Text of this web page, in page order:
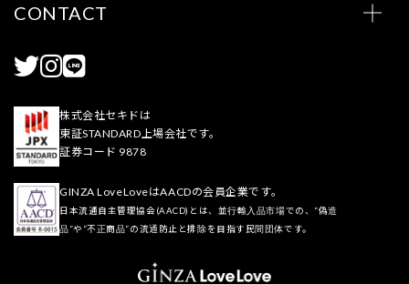
CONTACT
株式会社セキドは
東証STANDARD上場会社です。
証券コード 9878
GINZA LoveLoveはAACDの会員企業です。
日本流通自主管理協会(AACD)とは、並行輸入品市場での、“偽造
品”や“不正商品”の流通防止と排除を目指す民間団体です。